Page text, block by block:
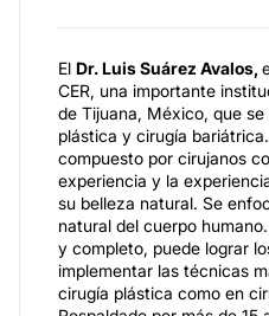
El Dr. Luis Suárez Avalos,
CER, una importante
de Tijuana, México, que
plástica y cirugía
compuesto por cirujanos
experiencia y la
su belleza natural. Se
natural del cuerpo
y completo, puede lograr
implementar las técnicas
cirugía plástica como en